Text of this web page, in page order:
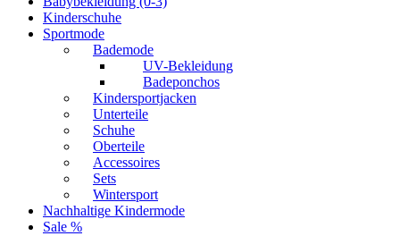
Kinderschuhe
Sportmode
Bademode
UV-Bekleidung
Badeponchos
Kindersportjacken
Unterteile
Schuhe
Oberteile
Accessoires
Sets
Wintersport
Nachhaltige Kindermode
Sale %